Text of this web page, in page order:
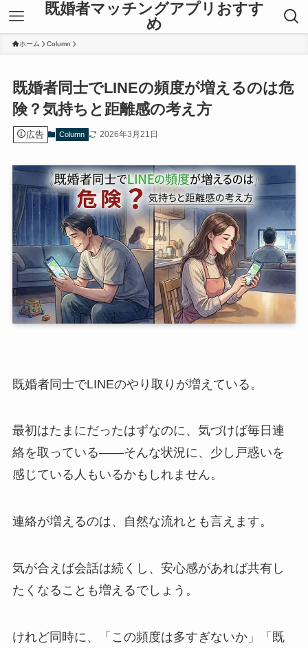
既婚者マッチングアプリおすす
め
ホーム Column
既婚者同士でLINEの頻度が増えるのは危
険？気持ちと距離感の考え方
広告 Column 2026年3月21日
既婚者同士でLINEのやり取りが増えている。
最初はたまにだったはずなのに、気づけば毎日連
絡を取っている――そんな状況に、少し戸惑いを
感じている人もいるかもしれません。
連絡が増えるのは、自然な流れとも言えます。
気が合えば会話は続くし、安心感があれば共有し
たくなることも増えるでしょう。
けれど同時に、「この頻度は多すぎないか」「既